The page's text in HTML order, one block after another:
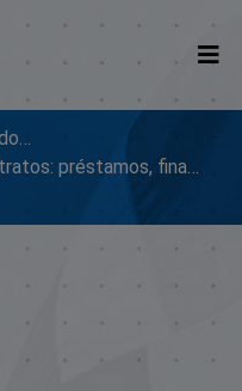
Repositorio Digital SenadoRD
Contratos: préstamos, financiamientos, ejecución y adendum